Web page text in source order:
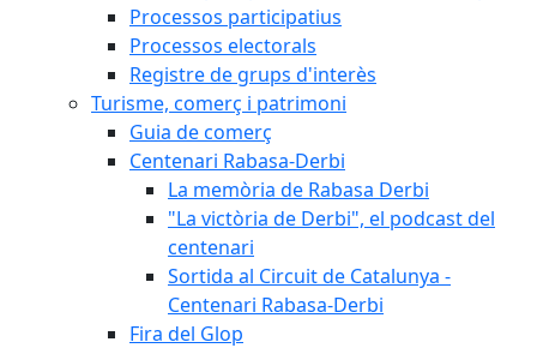
Processos participatius
Processos electorals
Registre de grups d'interès
Turisme, comerç i patrimoni
Guia de comerç
Centenari Rabasa-Derbi
La memòria de Rabasa Derbi
"La victòria de Derbi", el podcast del
centenari
Sortida al Circuit de Catalunya -
Centenari Rabasa-Derbi
Fira del Glop